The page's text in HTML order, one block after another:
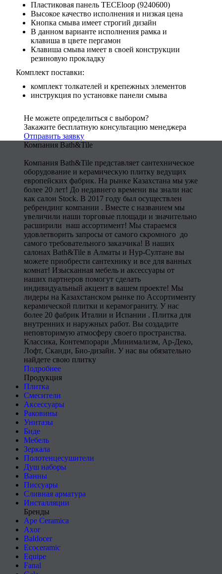
Пластиковая панель TECEloop (9240600)
Высокое качество исполнения и низкая цена
Кнопка смыва имеет строгий дизайн
В данном варианте исполнения рамка и
клавиша в цвете пергамон
Клавиша смыва имеет в своей конструкции
резиновую прокладку
Комплект поставки:
комплект толкателей и крепежных элементов
инструкция по установке панели смыва
Не можете определиться с выбором?
Закажите бесплатную консультацию менеджера
Отправить заявку
Компания Bath&Tile
Компания Bath&Tile представляет сантехническое
оборудование и керамическую плитку ведущих
европейских фабрик. На рынке Казахстана мы уже
более 20 лет! До недавнего времени вы знали нас
как салон Stock. В 2017 году был осуществлен
ребрендинг компании . Вместе с названием мы
увеличили наши торговые площади и значительно
расширили наш ассортимент! Мы стараемся
удовлетворить запросы от самого скромного до
самого требовательного заказчика! В наших
салонах Bath&Tile в Алматы и Нур-Султане вы
можете приобрести сантехнику и все для ванных
комнат! Изысканная мебель и аксессуары от
наших партнеров помогут сделать
индивидуальный акцент в вашем проекте! Мы
лидеры на Казахстанском рынке по Ассортименту
керамической плитки и керамограниту. У нас
более 20 фабрик Италии и Испании . Плитка для
внутренних и наружных работ. Вы создадите
неповторимую атмосферу своего пространства.
Классика, Контемпорари ,Минимализм, Ар-Деко,
Лофт, Сканди, Био-дизайн. У нас вы обязательно
найдете свою плитку
Подробнее
Продукция
Плитка
Смесители
Аксессуары
Раковины
Унитазы
Биде
Мебель
Зеркала
Полотенцесушители
Душ наборы
Ванны
Писсуары
Сливная арматура
Инсталляции
Бренды
Ape Ceramica
Axor
Baldocer
Ecoceramic
Equipe
Fanal